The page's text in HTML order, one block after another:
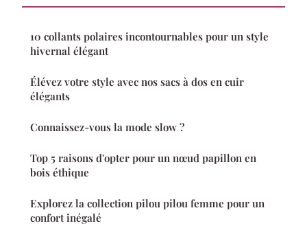
10 collants polaires incontournables pour un style
hivernal élégant
Élévez votre style avec nos sacs à dos en cuir
élégants
Connaissez-vous la mode slow ?
Top 5 raisons d'opter pour un nœud papillon en
bois éthique
Explorez la collection pilou pilou femme pour un
confort inégalé